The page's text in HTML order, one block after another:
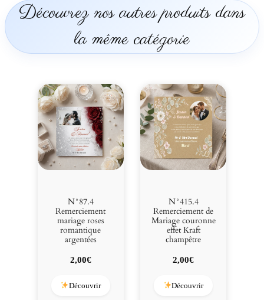
Découvrez nos autres produits dans
la même catégorie
N°87.4
Remerciement
mariage roses
romantique
argentées
2,00€
Découvrir
N°415.4
Remerciement de
Mariage couronne
effet Kraft
champêtre
2,00€
Découvrir